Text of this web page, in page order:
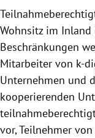
Wohnsitz im
Beschränkungen
Mitarbeiter von k-
Unternehmen und
kooperierenden
vor, Teilnehmer